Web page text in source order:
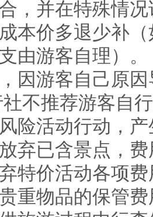
，并在特殊情
本价多退少补
由游客自理）
因游客自己原
不推荐游客自
险活动行动，
弃已含景点，
特价活动各项
重物品的保管